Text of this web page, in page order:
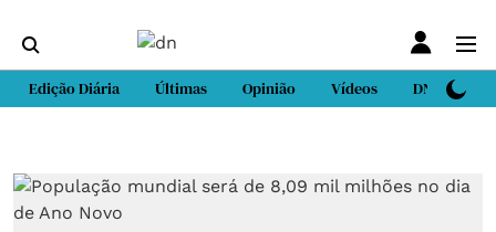
Edição Diária Últimas Opinião Vídeos DN Sport